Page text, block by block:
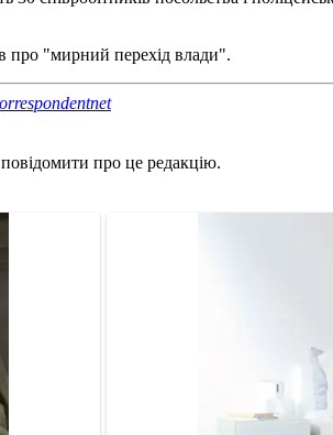
про "мирний перехід влади".
про це редакцію.